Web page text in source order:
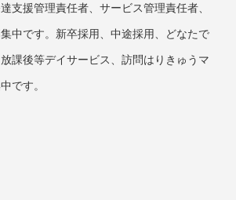
支援管理責任者、サービス管理責任者、
中です。新卒採用、中途採用、どなたで
課後等デイサービス、訪問はりきゅうマ
です。